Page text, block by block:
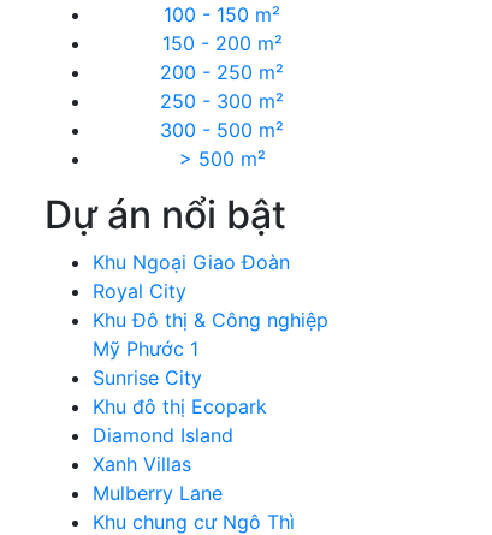
100 - 150 m²
150 - 200 m²
200 - 250 m²
250 - 300 m²
300 - 500 m²
> 500 m²
Dự án nổi bật
Khu Ngoại Giao Đoàn
Royal City
Khu Đô thị & Công nghiệp
Mỹ Phước 1
Sunrise City
Khu đô thị Ecopark
Diamond Island
Xanh Villas
Mulberry Lane
Khu chung cư Ngô Thì